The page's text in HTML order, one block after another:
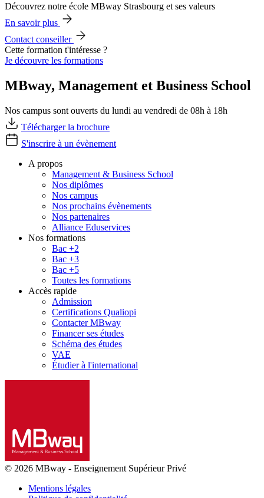
Découvrez notre école MBway Strasbourg et ses valeurs
En savoir plus
Contact conseiller
Cette formation t'intéresse ?
Je découvre les formations
MBway, Management et Business School
Nos campus sont ouverts du lundi au vendredi de 08h à 18h
Télécharger la brochure
S'inscrire à un évènement
A propos
Management & Business School
Nos diplômes
Nos campus
Nos prochains évènements
Nos partenaires
Alliance Eduservices
Nos formations
Bac +2
Bac +3
Bac +5
Toutes les formations
Accès rapide
Admission
Certifications Qualiopi
Contacter MBway
Financer ses études
Schéma des études
VAE
Étudier à l'international
© 2026 MBway - Enseignement Supérieur Privé
Mentions légales